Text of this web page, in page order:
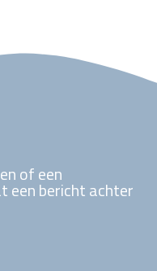
of een
een bericht achter